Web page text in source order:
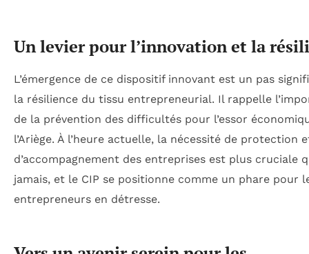
Un levier pour l’innovation et la
L’émergence de ce dispositif innovant est un pas
la résilience du tissu entrepreneurial. Il rappelle
de la prévention des difficultés pour l’essor
l’Ariège. À l’heure actuelle, la nécessité de protection
d’accompagnement des entreprises est plus cruciale
jamais, et le CIP se positionne comme un phare pour
entrepreneurs en détresse.